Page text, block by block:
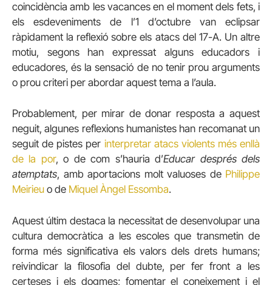
coincidència amb les vacances en el moment dels fets, i
els esdeveniments de l’1 d’octubre van eclipsar
ràpidament la reflexió sobre els atacs del 17-A. Un altre
motiu, segons han expressat alguns educadors i
educadores, és la sensació de no tenir prou arguments
o prou criteri per abordar aquest tema a l’aula.
Probablement, per mirar de donar resposta a aquest
neguit, algunes reflexions humanistes han recomanat un
seguit de pistes per interpretar atacs violents més enllà
de la por, o de com s’hauria d’Educar després dels
atemptats, amb aportacions molt valuoses de Philippe
Meirieu o de Miquel Àngel Essomba.
Aquest últim destaca la necessitat de desenvolupar una
cultura democràtica a les escoles que transmetin de
forma més significativa els valors dels drets humans;
reivindicar la filosofia del dubte, per fer front a les
certeses i els dogmes; fomentar el coneixement i el